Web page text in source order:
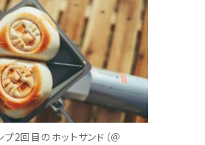
プ2回目のホットサンド（＠